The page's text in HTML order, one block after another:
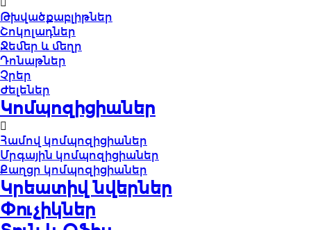
Թխվածքաբլիթներ
Շոկոլադներ
Ջեմեր և մեղր
Դոնաթներ
Չրեր
Ժելեներ
Կոմպոզիցիաներ
Համով կոմպոզիցիաներ
Մրգային կոմպոզիցիաներ
Քաղցր կոմպոզիցիաներ
Կրեատիվ նվերներ
Փուչիկներ